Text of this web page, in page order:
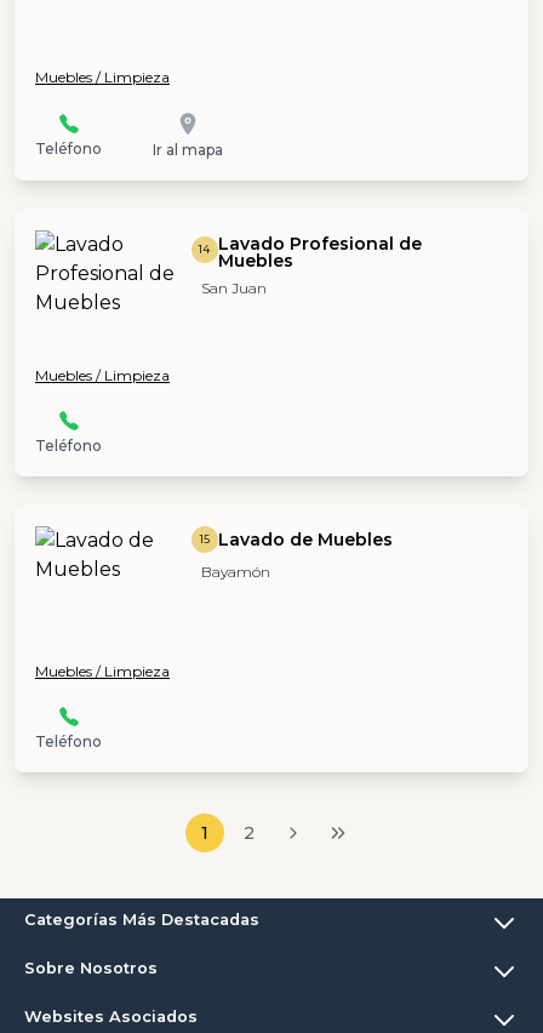
Muebles / Limpieza
Teléfono Ir al mapa
14 Lavado Profesional de
Muebles
San Juan
Muebles / Limpieza
Teléfono
15 Lavado de Muebles
Bayamón
Muebles / Limpieza
Teléfono
1 2
Categorías Más Destacadas
Sobre Nosotros
Websites Asociados